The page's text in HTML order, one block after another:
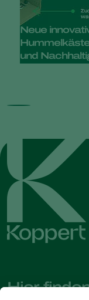
Neue
und
Hier